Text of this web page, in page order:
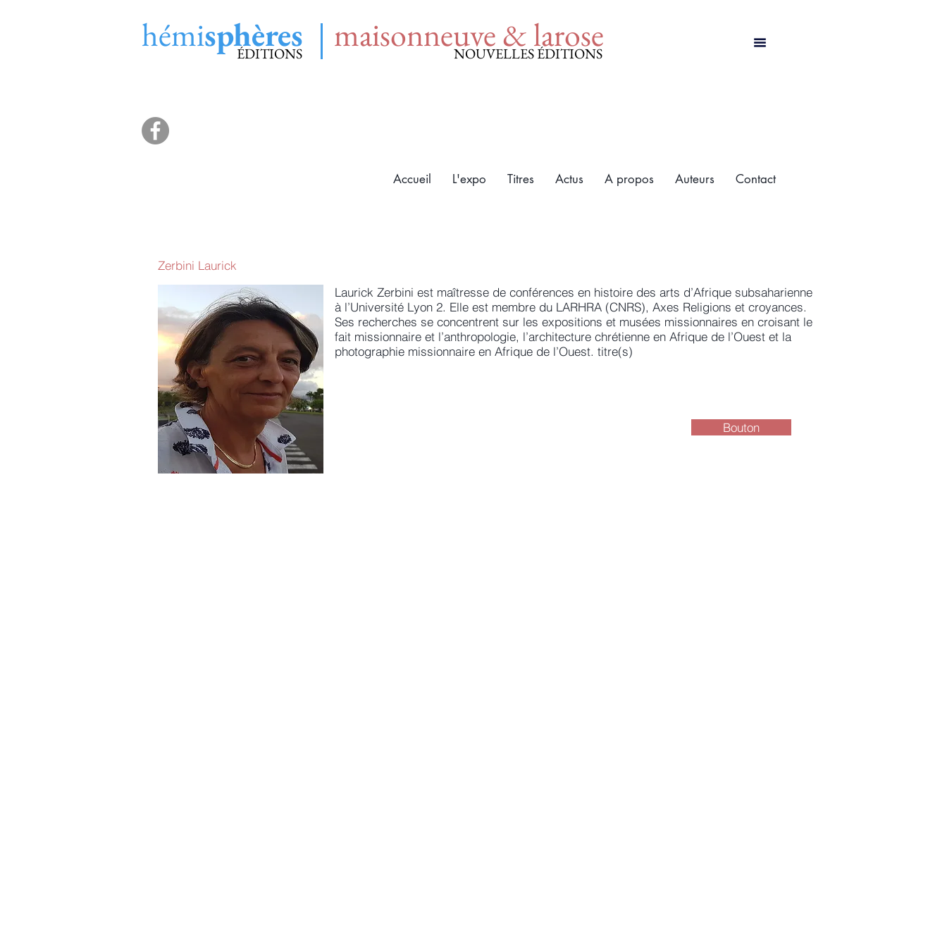
hémisphères
ÉDITIONS maisonneuve & larose
NOUVELLES ÉDITIONS
Accueil L'expo Titres Actus A propos Auteurs Contact
Zerbini Laurick
Laurick Zerbini est maîtresse de conférences en histoire des arts d’Afrique subsaharienne
à l’Université Lyon 2. Elle est membre du LARHRA (CNRS), Axes Religions et croyances.
Ses recherches se concentrent sur les expositions et musées missionnaires en croisant le
fait missionnaire et l’anthropologie, l’architecture chrétienne en Afrique de l’Ouest et la
photographie missionnaire en Afrique de l’Ouest. titre(s)
Bouton